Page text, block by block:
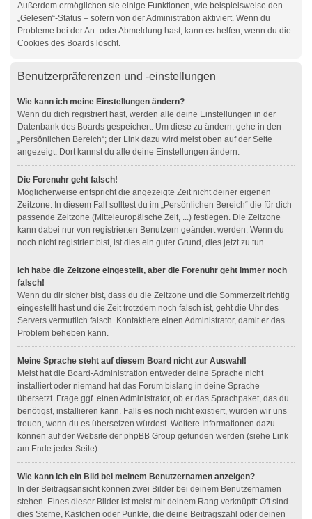
Außerdem ermöglichen sie einige Funktionen, wie beispielsweise den
„Gelesen“-Status – sofern von der Administration aktiviert. Wenn du
Probleme bei der An- oder Abmeldung hast, kann es helfen, wenn du die
Cookies des Boards löscht.
Benutzerpräferenzen und -einstellungen
Wie kann ich meine Einstellungen ändern?
Wenn du dich registriert hast, werden alle deine Einstellungen in der
Datenbank des Boards gespeichert. Um diese zu ändern, gehe in den
„Persönlichen Bereich“; der Link dazu wird meist oben auf der Seite
angezeigt. Dort kannst du alle deine Einstellungen ändern.
Die Forenuhr geht falsch!
Möglicherweise entspricht die angezeigte Zeit nicht deiner eigenen
Zeitzone. In diesem Fall solltest du im „Persönlichen Bereich“ die für dich
passende Zeitzone (Mitteleuropäische Zeit, ...) festlegen. Die Zeitzone
kann dabei nur von registrierten Benutzern geändert werden. Wenn du
noch nicht registriert bist, ist dies ein guter Grund, dies jetzt zu tun.
Ich habe die Zeitzone eingestellt, aber die Forenuhr geht immer noch
falsch!
Wenn du dir sicher bist, dass du die Zeitzone und die Sommerzeit richtig
eingestellt hast und die Zeit trotzdem noch falsch ist, geht die Uhr des
Servers vermutlich falsch. Kontaktiere einen Administrator, damit er das
Problem beheben kann.
Meine Sprache steht auf diesem Board nicht zur Auswahl!
Meist hat die Board-Administration entweder deine Sprache nicht
installiert oder niemand hat das Forum bislang in deine Sprache
übersetzt. Frage ggf. einen Administrator, ob er das Sprachpaket, das du
benötigst, installieren kann. Falls es noch nicht existiert, würden wir uns
freuen, wenn du es übersetzen würdest. Weitere Informationen dazu
können auf der Website der phpBB Group gefunden werden (siehe Link
am Ende jeder Seite).
Wie kann ich ein Bild bei meinem Benutzernamen anzeigen?
In der Beitragsansicht können zwei Bilder bei deinem Benutzernamen
stehen. Eines dieser Bilder ist meist mit deinem Rang verknüpft: Oft sind
dies Sterne, Kästchen oder Punkte, die deine Beitragszahl oder deinen